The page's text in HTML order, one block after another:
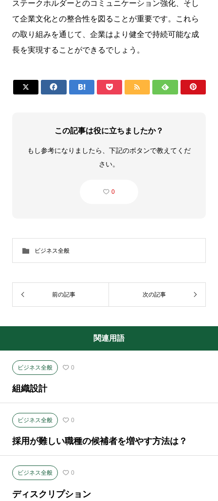
ステークホルダーとのコミュニケーション強化、そし
て企業文化との整合性を図ることが重要です。これら
の取り組みを通じて、企業はより健全で持続可能な成
長を実現することができるでしょう。
      
この記事は役に立ちましたか？
もし参考になりましたら、下記のボタンで教えてくだ
さい。
0
ビジネス全般
前の記事 次の記事
関連用語
ビジネス全般 0
組織設計
ビジネス全般 0
採用が難しい職種の候補者を増やす方法は？
ビジネス全般 0
ディスクリプション